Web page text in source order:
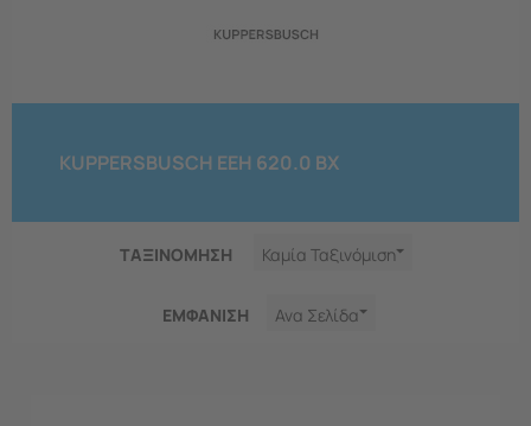
KUPPERSBUSCH EEH 620.0 BX
ΤΑΞΙΝΟΜΗΣΗ Καμία Ταξινόμιση
ΕΜΦΑNΙΣΗ Ανα Σελίδα